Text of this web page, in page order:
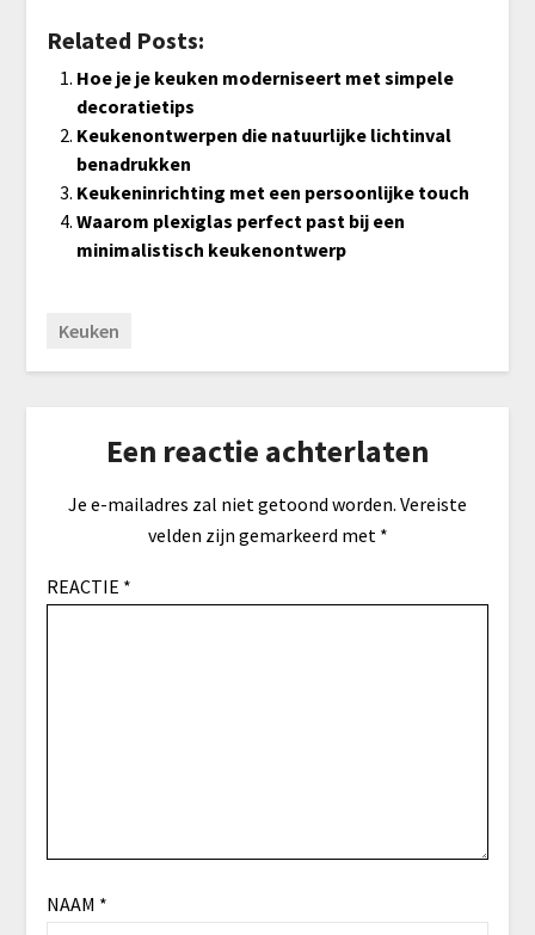
Related Posts:
Hoe je je keuken moderniseert met simpele
decoratietips
Keukenontwerpen die natuurlijke lichtinval
benadrukken
Keukeninrichting met een persoonlijke touch
Waarom plexiglas perfect past bij een
minimalistisch keukenontwerp
Keuken
Een reactie achterlaten
Je e-mailadres zal niet getoond worden. Vereiste
velden zijn gemarkeerd met *
REACTIE *
NAAM *